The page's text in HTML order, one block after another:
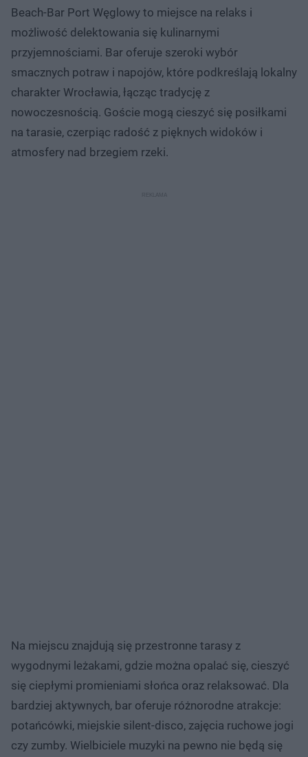
Beach-Bar Port Węglowy to miejsce na relaks i
możliwość delektowania się kulinarnymi
przyjemnościami. Bar oferuje szeroki wybór
smacznych potraw i napojów, które podkreślają lokalny
charakter Wrocławia, łącząc tradycję z
nowoczesnością. Goście mogą cieszyć się posiłkami
na tarasie, czerpiąc radość z pięknych widoków i
atmosfery nad brzegiem rzeki.
Na miejscu znajdują się przestronne tarasy z
wygodnymi leżakami, gdzie można opalać się, cieszyć
się ciepłymi promieniami słońca oraz relaksować. Dla
bardziej aktywnych, bar oferuje różnorodne atrakcje:
potańcówki, miejskie silent-disco, zajęcia ruchowe jogi
czy zumby. Wielbiciele muzyki na pewno nie będą się